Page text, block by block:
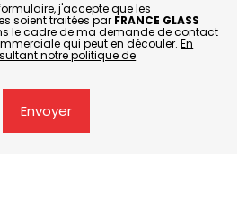
j'accepte que les
soient traitées par FRANCE GLASS
le cadre de ma demande de contact
qui peut en découler.En
notre politique de